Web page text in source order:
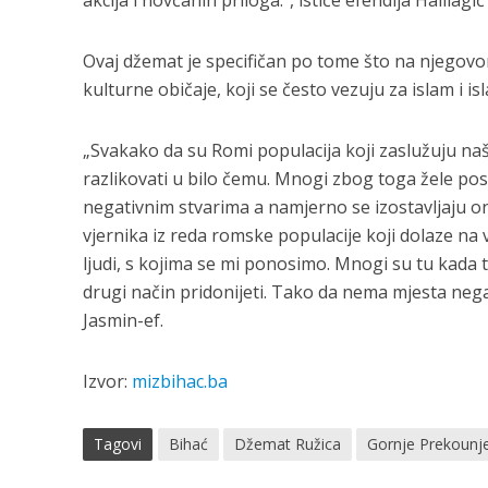
Ovaj džemat je specifičan po tome što na
kulturne običaje, koji se često vezuju za islam i
„Svakako da su Romi populacija koji zaslužuju
razlikovati u bilo čemu. Mnogi zbog toga žele
negativnim stvarima a namjerno se izostavljaju
vjernika iz reda romske populacije koji dolaze
ljudi, s kojima se mi ponosimo. Mnogi su tu
drugi način pridonijeti. Tako da nema mjesta
Jasmin-ef.
Izvor: mizbihac.ba
Tagovi Bihać Džemat Ružica Gornje